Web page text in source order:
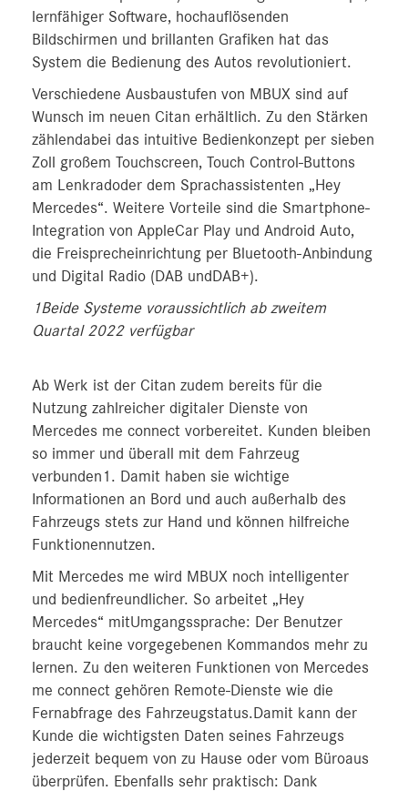
lernfähiger Software, hochauflösenden
Bildschirmen und brillanten Grafiken hat das
System die Bedienung des Autos revolutioniert.
Verschiedene Ausbaustufen von MBUX sind auf
Wunsch im neuen Citan erhältlich. Zu den Stärken
zählendabei das intuitive Bedienkonzept per sieben
Zoll großem Touchscreen, Touch Control-Buttons
am Lenkradoder dem Sprachassistenten „Hey
Mercedes“. Weitere Vorteile sind die Smartphone-
Integration von AppleCar Play und Android Auto,
die Freisprecheinrichtung per Bluetooth-Anbindung
und Digital Radio (DAB undDAB+).
1Beide Systeme voraussichtlich ab zweitem
Quartal 2022 verfügbar
Ab Werk ist der Citan zudem bereits für die
Nutzung zahlreicher digitaler Dienste von
Mercedes me connect vorbereitet. Kunden bleiben
so immer und überall mit dem Fahrzeug
verbunden1. Damit haben sie wichtige
Informationen an Bord und auch außerhalb des
Fahrzeugs stets zur Hand und können hilfreiche
Funktionennutzen.
Mit Mercedes me wird MBUX noch intelligenter
und bedienfreundlicher. So arbeitet „Hey
Mercedes“ mitUmgangssprache: Der Benutzer
braucht keine vorgegebenen Kommandos mehr zu
lernen. Zu den weiteren Funktionen von Mercedes
me connect gehören Remote-Dienste wie die
Fernabfrage des Fahrzeugstatus.Damit kann der
Kunde die wichtigsten Daten seines Fahrzeugs
jederzeit bequem von zu Hause oder vom Büroaus
überprüfen. Ebenfalls sehr praktisch: Dank